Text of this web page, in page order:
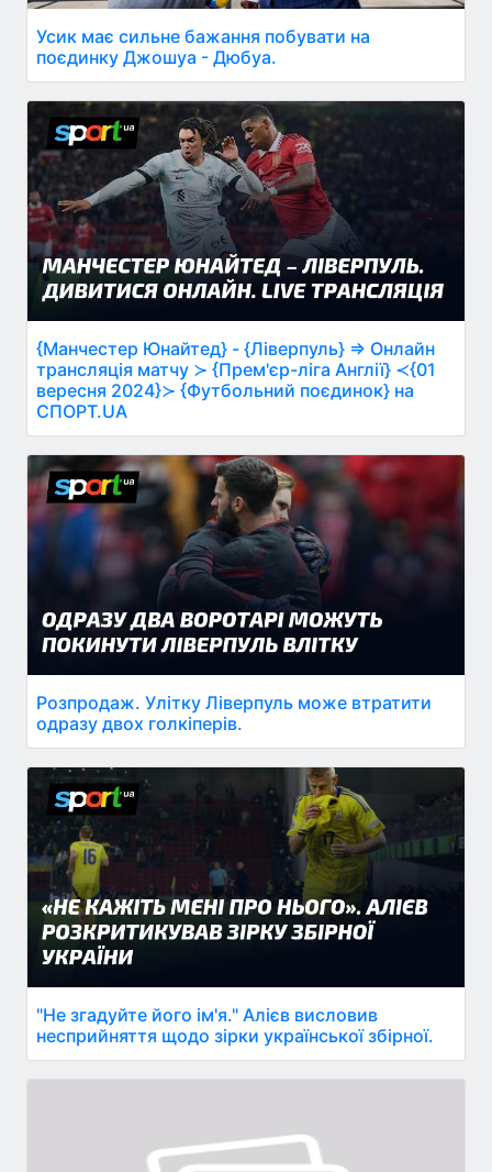
Усик має сильне бажання побувати на
поєдинку Джошуа - Дюбуа.
{Манчестер Юнайтед} - {Ліверпуль} ⇒ Онлайн
трансляція матчу ≻ {Прем'єр-ліга Англії} ≺{01
вересня 2024}≻ {Футбольний поєдинок} на
СПОРТ.UA
Розпродаж. Улітку Ліверпуль може втратити
одразу двох голкіперів.
"Не згадуйте його ім'я." Алієв висловив
несприйняття щодо зірки української збірної.